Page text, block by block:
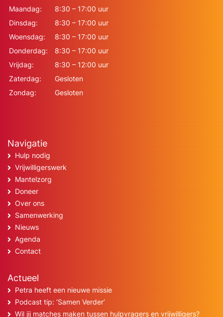
Maandag:
8:30 – 17:00 uur
Dinsdag:
8:30 – 17:00 uur
Woensdag:
8:30 – 17:00 uur
Donderdag:
8:30 – 17:00 uur
Vrijdag:
8:30 – 12:00 uur
Zaterdag:
Gesloten
Zondag:
Gesloten
Navigatie
Hulp nodig
Vrijwilligerswerk
Mantelzorg
Doneer
Over ons
Samenwerking
Nieuws
Agenda
Contact
Actueel
Petra heeft een nieuwe missie
Podcast tip: ‘Samen Verder’
Wil jij matches maken tussen hulpvragers en vrijwilligers?